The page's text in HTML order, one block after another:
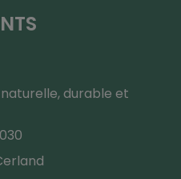
durable et